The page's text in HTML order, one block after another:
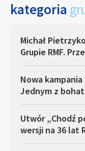
kategoria
Michał
Grupie RMF.
Nowa kampania
Jednym z
Utwór „Chodź
wersji na 36 lat